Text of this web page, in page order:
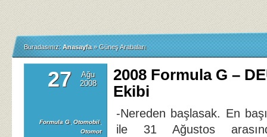
Buradasınız: Anasayfa » Güneş Arabaları
27
Ağu
2008
Formula G, Otomobil,
Otomot
2008 Formula G –
Ekibi
-Nereden başlasak. En
ile 31 Ağustos